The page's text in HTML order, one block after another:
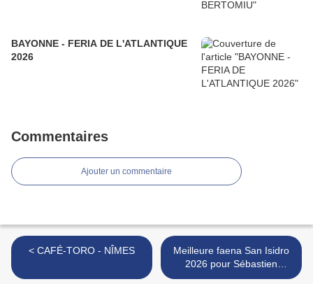
BAYONNE - FERIA DE L'ATLANTIQUE
2026
Commentaires
Ajouter un commentaire
< CAFÉ-TORO - NÎMES
Meilleure faena San Isidro
2026 pour Sébastien
Castella >